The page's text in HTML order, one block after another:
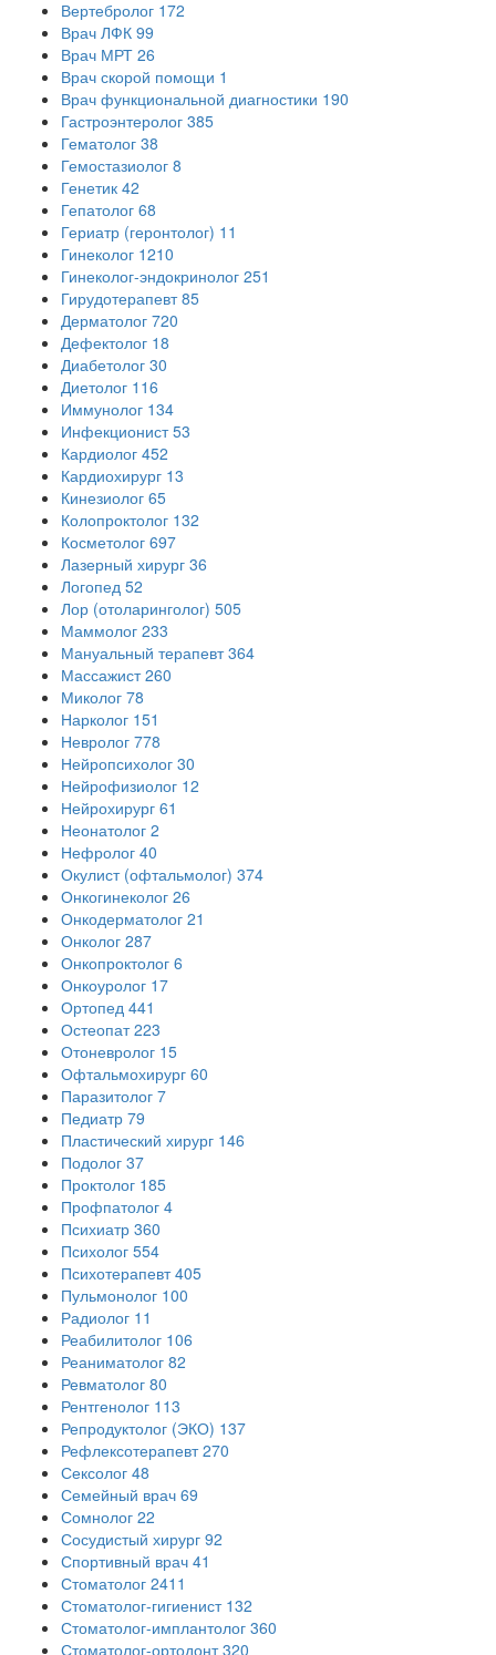
Вертебролог 172
Врач ЛФК 99
Врач МРТ 26
Врач скорой помощи 1
Врач функциональной диагностики 190
Гастроэнтеролог 385
Гематолог 38
Гемостазиолог 8
Генетик 42
Гепатолог 68
Гериатр (геронтолог) 11
Гинеколог 1210
Гинеколог-эндокринолог 251
Гирудотерапевт 85
Дерматолог 720
Дефектолог 18
Диабетолог 30
Диетолог 116
Иммунолог 134
Инфекционист 53
Кардиолог 452
Кардиохирург 13
Кинезиолог 65
Колопроктолог 132
Косметолог 697
Лазерный хирург 36
Логопед 52
Лор (отоларинголог) 505
Маммолог 233
Мануальный терапевт 364
Массажист 260
Миколог 78
Нарколог 151
Невролог 778
Нейропсихолог 30
Нейрофизиолог 12
Нейрохирург 61
Неонатолог 2
Нефролог 40
Окулист (офтальмолог) 374
Онкогинеколог 26
Онкодерматолог 21
Онколог 287
Онкопроктолог 6
Онкоуролог 17
Ортопед 441
Остеопат 223
Отоневролог 15
Офтальмохирург 60
Паразитолог 7
Педиатр 79
Пластический хирург 146
Подолог 37
Проктолог 185
Профпатолог 4
Психиатр 360
Психолог 554
Психотерапевт 405
Пульмонолог 100
Радиолог 11
Реабилитолог 106
Реаниматолог 82
Ревматолог 80
Рентгенолог 113
Репродуктолог (ЭКО) 137
Рефлексотерапевт 270
Сексолог 48
Семейный врач 69
Сомнолог 22
Сосудистый хирург 92
Спортивный врач 41
Стоматолог 2411
Стоматолог-гигиенист 132
Стоматолог-имплантолог 360
Стоматолог-ортодонт 320